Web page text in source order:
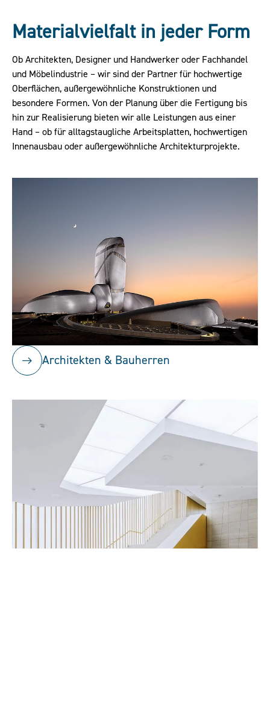
Materialvielfalt in jeder Form
Ob Architekten, Designer und Handwerker oder Fachhandel
und Möbelindustrie – wir sind der Partner für hochwertige
Oberflächen, außergewöhnliche Konstruktionen und
besondere Formen. Von der Planung über die Fertigung bis
hin zur Realisierung bieten wir alle Leistungen aus einer
Hand – ob für alltagstaugliche Arbeitsplatten, hochwertigen
Innenausbau oder außergewöhnliche Architekturprojekte.
Architekten & Bauherren